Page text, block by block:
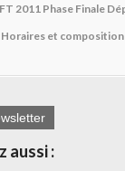
2011 Phase Finale
Horaires et composition
aussi :